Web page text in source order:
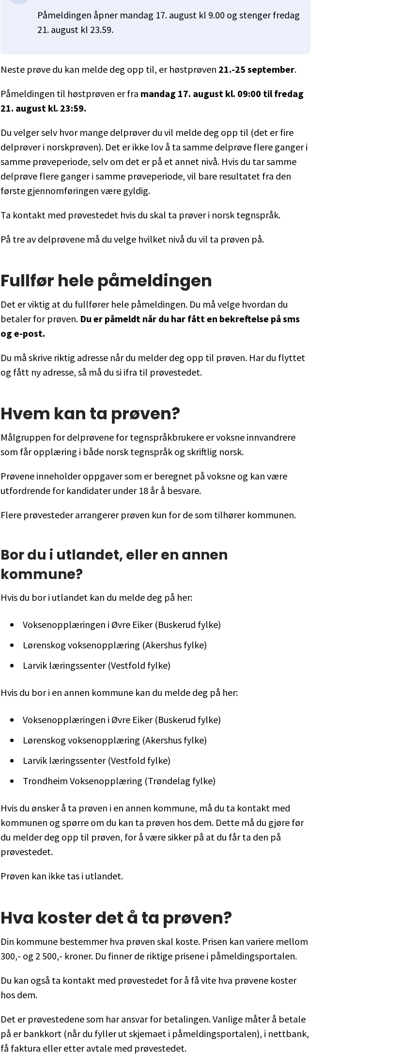
Påmeldingen åpner mandag 17. august kl 9.00 og stenger fredag
21. august kl 23.59.
Neste prøve du kan melde deg opp til, er høstprøven 21.-25 september.
Påmeldingen til høstprøven er fra mandag 17. august kl. 09:00 til fredag
21. august kl. 23:59.
Du velger selv hvor mange delprøver du vil melde deg opp til (det er fire
delprøver i norskprøven). Det er ikke lov å ta samme delprøve flere ganger i
samme prøveperiode, selv om det er på et annet nivå. Hvis du tar samme
delprøve flere ganger i samme prøveperiode, vil bare resultatet fra den
første gjennomføringen være gyldig.
Ta kontakt med prøvestedet hvis du skal ta prøver i norsk tegnspråk.
På tre av delprøvene må du velge hvilket nivå du vil ta prøven på.
Fullfør hele påmeldingen
Det er viktig at du fullfører hele påmeldingen. Du må velge hvordan du
betaler for prøven. Du er påmeldt når du har fått en bekreftelse på sms
og e-post.
Du må skrive riktig adresse når du melder deg opp til prøven. Har du flyttet
og fått ny adresse, så må du si ifra til prøvestedet.
Hvem kan ta prøven?
Målgruppen for delprøvene for tegnspråkbrukere er voksne innvandrere
som får opplæring i både norsk tegnspråk og skriftlig norsk.
Prøvene inneholder oppgaver som er beregnet på voksne og kan være
utfordrende for kandidater under 18 år å besvare.
Flere prøvesteder arrangerer prøven kun for de som tilhører kommunen.
Bor du i utlandet, eller en annen
kommune?
Hvis du bor i utlandet kan du melde deg på her:
Voksenopplæringen i Øvre Eiker (Buskerud fylke)
Lørenskog voksenopplæring (Akershus fylke)
Larvik læringssenter (Vestfold fylke)
Hvis du bor i en annen kommune kan du melde deg på her:
Voksenopplæringen i Øvre Eiker (Buskerud fylke)
Lørenskog voksenopplæring (Akershus fylke)
Larvik læringssenter (Vestfold fylke)
Trondheim Voksenopplæring (Trøndelag fylke)
Hvis du ønsker å ta prøven i en annen kommune, må du ta kontakt med
kommunen og spørre om du kan ta prøven hos dem. Dette må du gjøre før
du melder deg opp til prøven, for å være sikker på at du får ta den på
prøvestedet.
Prøven kan ikke tas i utlandet.
Hva koster det å ta prøven?
Din kommune bestemmer hva prøven skal koste. Prisen kan variere mellom
300,- og 2 500,- kroner. Du finner de riktige prisene i påmeldingsportalen.
Du kan også ta kontakt med prøvestedet for å få vite hva prøvene koster
hos dem.
Det er prøvestedene som har ansvar for betalingen. Vanlige måter å betale
på er bankkort (når du fyller ut skjemaet i påmeldingsportalen), i nettbank,
få faktura eller etter avtale med prøvestedet.